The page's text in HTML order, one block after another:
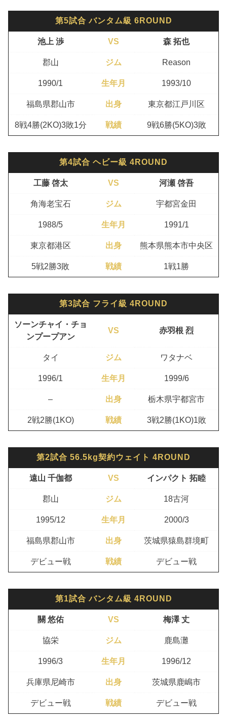
第5試合 バンタム級 6ROUND
池上 渉 VS 森 拓也
郡山 ジム Reason
1990/1 生年月 1993/10
福島県郡山市 出身 東京都江戸川区
8戦4勝(2KO)3敗1分 戦績 9戦6勝(5KO)3敗
第4試合 ヘビー級 4ROUND
工藤 啓太 VS 河瀬 啓吾
角海老宝石 ジム 宇都宮金田
1988/5 生年月 1991/1
東京都港区 出身 熊本県熊本市中央区
5戦2勝3敗 戦績 1戦1勝
第3試合 フライ級 4ROUND
ソーンチャイ・チョ
ンプープアン
VS 赤羽根 烈
タイ ジム ワタナベ
1996/1 生年月 1999/6
– 出身 栃木県宇都宮市
2戦2勝(1KO) 戦績 3戦2勝(1KO)1敗
第2試合 56.5kg契約ウェイト 4ROUND
遠山 千伽都 VS インパクト 拓睦
郡山 ジム 18古河
1995/12 生年月 2000/3
福島県郡山市 出身 茨城県猿島群境町
デビュー戦 戦績 デビュー戦
第1試合 バンタム級 4ROUND
關 悠佑 VS 梅澤 丈
協栄 ジム 鹿島灘
1996/3 生年月 1996/12
兵庫県尼崎市 出身 茨城県鹿嶋市
デビュー戦 戦績 デビュー戦